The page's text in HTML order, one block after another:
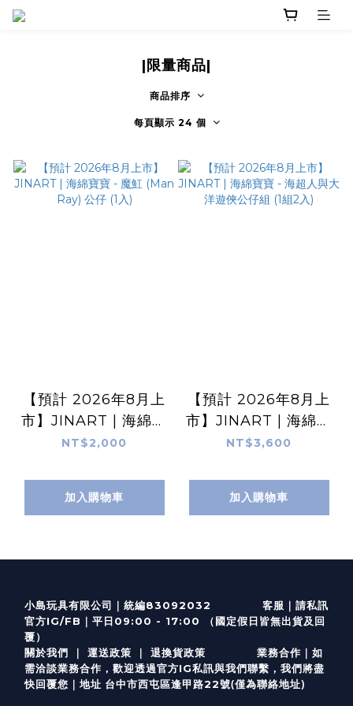
|限量商品|
商品排序
每頁顯示 24 個
【預計 2026年8月上
市】JINART | 海綿寶
寶 - 魔魟 (Man Ray)
NT$2,000
加入購物車
【預計 2026年8月上
市】JINART | 海綿寶
寶 - 海超人與大洋遊
NT$3,600
加入購物車
小島玩具有限公司｜統編83092032 客服 ｜ 請私訊
官方IG/FB ｜ 平日09:00 - 17:00 （國定假日皆無出貨及回
覆）
關於我們 ｜ 運送政策 ｜ 退換貨政策 業務合作｜如
需洽談業務合作，歡迎透過官方IG私訊與我們聯繫，我們將盡
快回覆您｜ 地址 台中市西屯區逢甲路22號(僅為聯絡地址)